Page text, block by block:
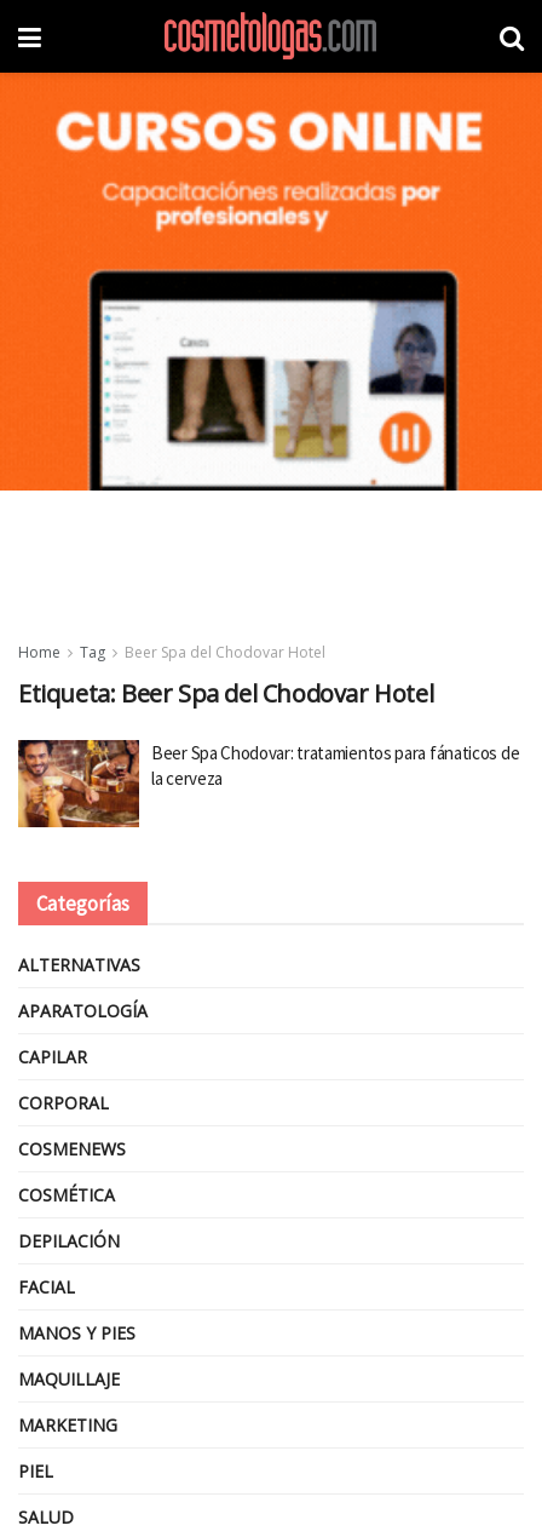
Home Tag Beer Spa del Chodovar Hotel
Etiqueta: Beer Spa del Chodovar Hotel
Beer Spa Chodovar: tratamientos para fánaticos de
la cerveza
Categorías
ALTERNATIVAS
APARATOLOGÍA
CAPILAR
CORPORAL
COSMENEWS
COSMÉTICA
DEPILACIÓN
FACIAL
MANOS Y PIES
MAQUILLAJE
MARKETING
PIEL
SALUD